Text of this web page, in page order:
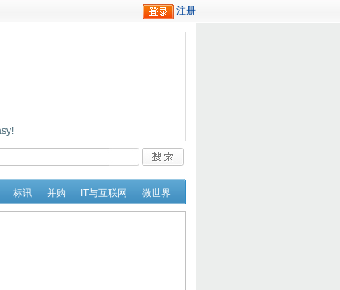
标讯 并购 IT与互联网 微世界